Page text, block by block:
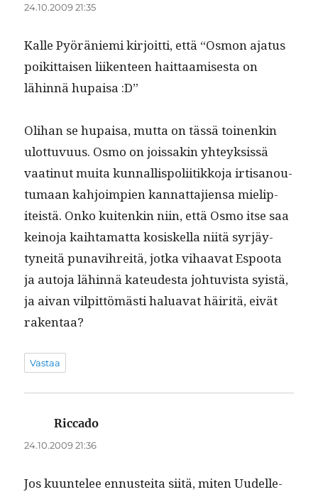
24.10.2009 21:35
Kalle Pyöränie­mi kir­joit­ti, että “Osmon aja­tus
poikit­taisen liiken­teen hait­taamis­es­ta on
lähin­nä hupaisa :D”
Oli­han se hupaisa, mut­ta on tässä toinenkin
ulot­tuvu­us. Osmo on jois­sakin yhteyk­sis­sä
vaat­in­ut mui­ta kun­nal­lispoli­itikko­ja irti­sanou­
tu­maan kahjoimpi­en kan­nat­ta­jien­sa mielip­
iteistä. Onko kuitenkin niin, että Osmo itse saa
keino­ja kai­h­ta­mat­ta kosiskel­la niitä syr­jäy­
tyneitä punav­ihre­itä, jot­ka vihaa­vat Espoo­ta
ja auto­ja lähin­nä kateud­es­ta johtu­vista syistä,
ja aivan vil­pit­tömästi halu­a­vat häir­itä, eivät
rakentaa?
Vastaa
Riccado
24.10.2009 21:36
Jos kuun­telee ennustei­ta siitä, miten Uudelle­